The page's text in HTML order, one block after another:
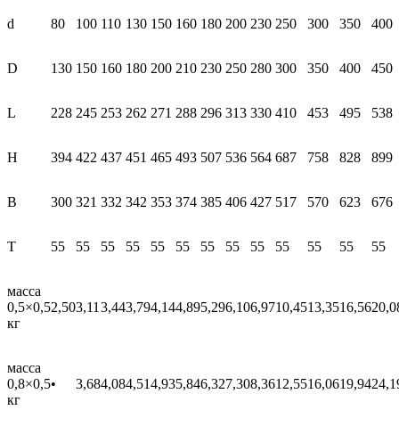
d 80 100 110 130 150 160 180 200 230 250 300 350 400
D 130 150 160 180 200 210 230 250 280 300 350 400 450
L 228 245 253 262 271 288 296 313 330 410 453 495 538
H 394 422 437 451 465 493 507 536 564 687 758 828 899
В 300 321 332 342 353 374 385 406 427 517 570 623 676
T 55 55 55 55 55 55 55 55 55 55 55 55 55
масса
0,5×0,5
кг
2,503,11 3,443,794,144,895,296,106,9710,4513,3516,56
масса
0,8×0,5
кг
• 3,684,084,514,935,846,327,308,3612,5516,0619,94